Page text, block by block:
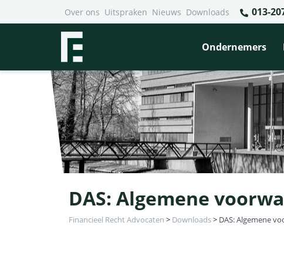
Over ons Uitspraken Nieuws Downloads 013-
Ondernemers
DAS: Algemene
Financieel Recht Advocaten > Downloads> DAS: Algemene